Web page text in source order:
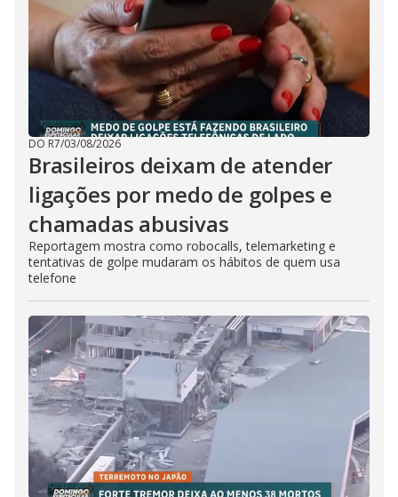
DO R7/03/08/2026
Brasileiros deixam de atender
ligações por medo de golpes e
chamadas abusivas
Reportagem mostra como robocalls, telemarketing e
tentativas de golpe mudaram os hábitos de quem usa
telefone